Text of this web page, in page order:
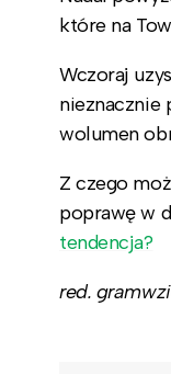
które na
Wczoraj
nieznacznie
wolumen
Z czego
poprawę w
tendencja?
red.